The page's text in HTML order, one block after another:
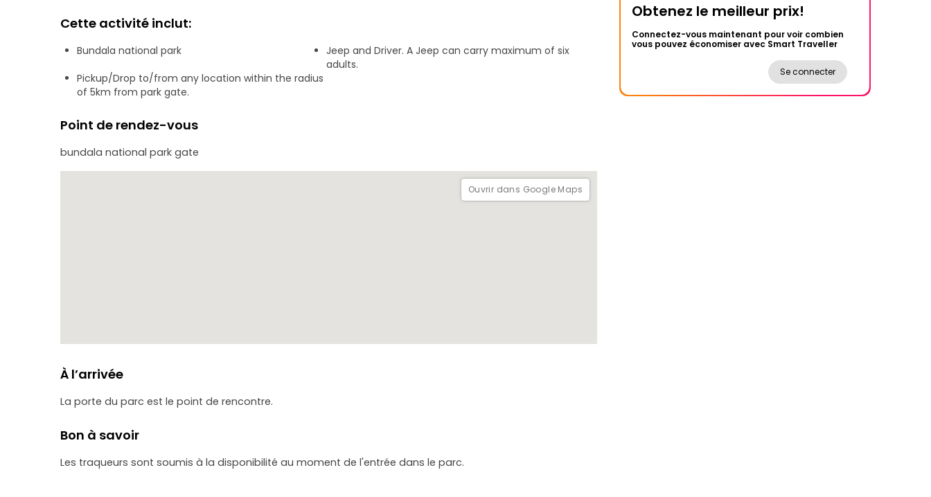
d'oiseaux colorés. Le parc abrite 32 espèces de mammifères et 200 espèces d'oiseaux.
Avec la charmante lagune saumâtre qui joue un rôle important dans l'écosystème, le safari de Bundala vous
permet d'observer une riche faune aquatique, attirant des types rares de tortues et de crocodiles. Outre la
diversité de la faune, le parc national possède une flore variée, vous offrant le meilleur aspect d'une forêt
tropicale. SKU : LK50080000
Cette activité inclut:
Bundala national park
Jeep and Driver. A Jeep can carry maximum of six
adults.
Pickup/Drop to/from any location within the radius
of 5km from park gate.
Point de rendez-vous
bundala national park gate
Ouvrir dans Google Maps
À l’arrivée
La porte du parc est le point de rencontre.
Bon à savoir
Les traqueurs sont soumis à la disponibilité au moment de l'entrée dans le parc.
Obtenez le meilleur prix!
Connectez-vous maintenant pour voir combien
vous pouvez économiser avec Smart Traveller
Se connecter